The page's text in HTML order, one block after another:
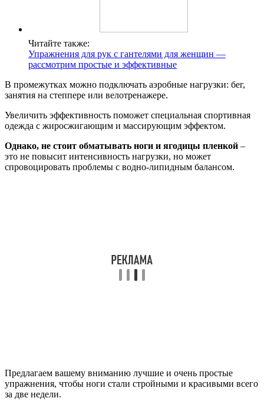
Читайте также:
Упражнения для рук с гантелями для женщин —
рассмотрим простые и эффективные
В промежутках можно подключать аэробные нагрузки: бег,
занятия на степпере или велотренажере.
Увеличить эффективность поможет специальная спортивная
одежда с жиросжигающим и массирующим эффектом.
Однако, не стоит обматывать ноги и ягодицы пленкой –
это не повысит интенсивность нагрузки, но может
спровоцировать проблемы с водно-липидным балансом.
Предлагаем вашему вниманию лучшие и очень простые
упражнения, чтобы ноги стали стройными и красивыми всего
за две недели.